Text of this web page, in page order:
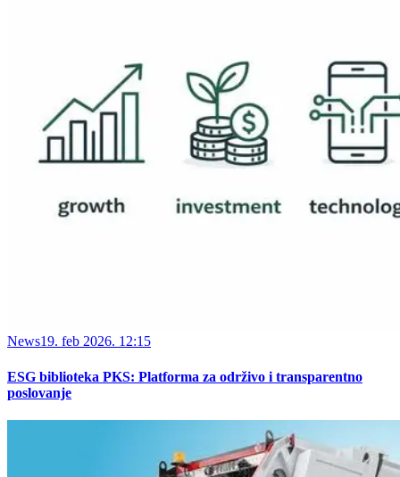
News19. feb 2026. 12:15
ESG biblioteka PKS: Platforma za održivo i transparentno
poslovanje